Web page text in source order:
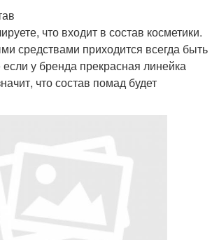
что входит в состав косметики.
средствами приходится всегда быть
у бренда прекрасная линейка
что состав помад будет